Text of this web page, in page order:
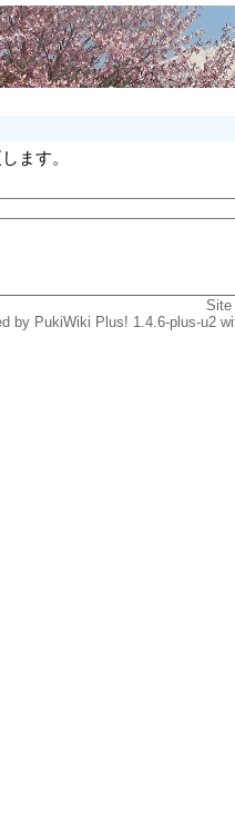
ます。
by PukiWiki Plus! 1.4.6-plus-u2